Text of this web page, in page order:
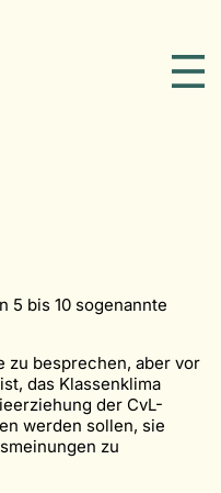
5 bis 10 sogenannte
zu besprechen, aber vor
das Klassenklima
der CvL-
werden sollen, sie
zu